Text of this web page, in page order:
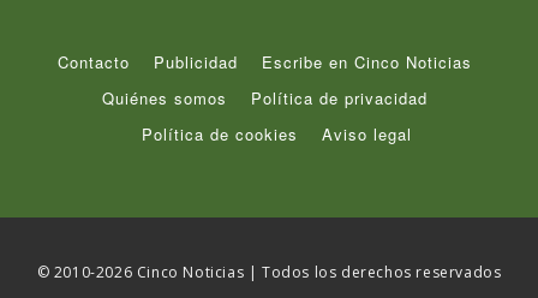
Contacto Publicidad
Escribe en Cinco Noticias
Quiénes somos
Política de privacidad
Política de cookies
Aviso legal
© 2010-2026 Cinco Noticias | Todos los derechos reservados